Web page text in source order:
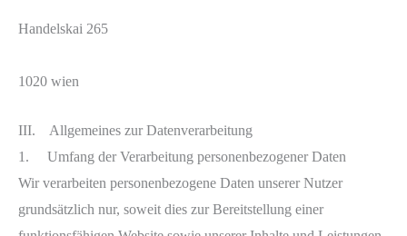
Handelskai 265
1020 wien
III. Allgemeines zur Datenverarbeitung
1. Umfang der Verarbeitung personenbezogener Daten
Wir verarbeiten personenbezogene Daten unserer Nutzer
grundsätzlich nur, soweit dies zur Bereitstellung einer